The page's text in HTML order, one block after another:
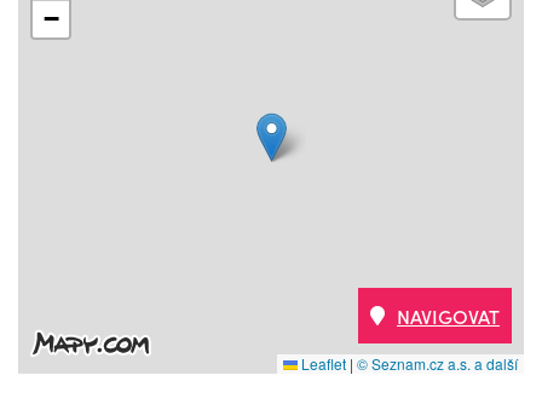
−
Leaflet | © Seznam.cz a.s. a další
NAVIGOVAT